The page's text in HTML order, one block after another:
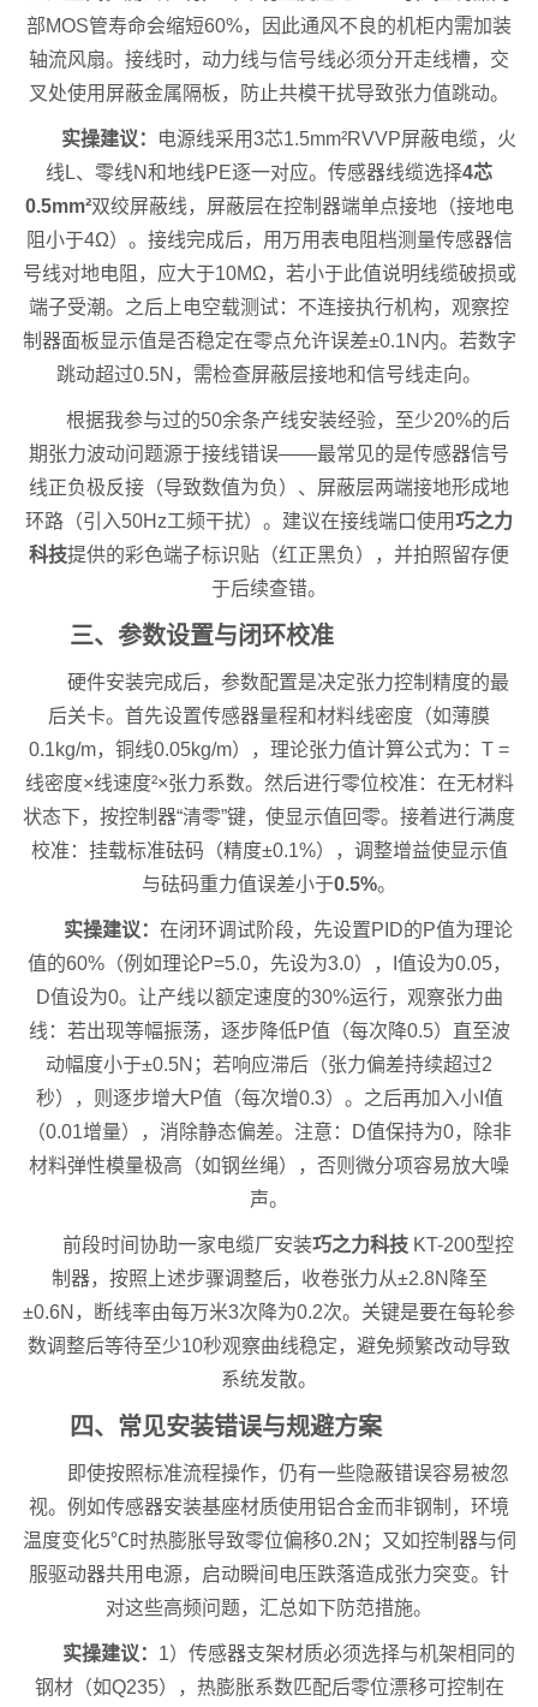
部MOS管寿命会缩短60%，因此通风不良的机柜内需加装
轴流风扇。接线时，动力线与信号线必须分开走线槽，交
叉处使用屏蔽金属隔板，防止共模干扰导致张力值跳动。
实操建议：
电源线采用3芯1.5mm²RVVP屏蔽电缆，火
线L、零线N和地线PE逐一对应。传感器线缆选择4芯
0.5mm²双绞屏蔽线，屏蔽层在控制器端单点接地（接地电
阻小于4Ω）。接线完成后，用万用表电阻档测量传感器信
号线对地电阻，应大于10MΩ，若小于此值说明线缆破损或
端子受潮。之后上电空载测试：不连接执行机构，观察控
制器面板显示值是否稳定在零点允许误差±0.1N内。若数字
跳动超过0.5N，需检查屏蔽层接地和信号线走向。
根据我参与过的50余条产线安装经验，至少20%的后
期张力波动问题源于接线错误——最常见的是传感器信号
线正负极反接（导致数值为负）、屏蔽层两端接地形成地
环路（引入50Hz工频干扰）。建议在接线端口使用巧之力
科技提供的彩色端子标识贴（红正黑负），并拍照留存便
于后续查错。
三、参数设置与闭环校准
硬件安装完成后，参数配置是决定张力控制精度的最
后关卡。首先设置传感器量程和材料线密度（如薄膜
0.1kg/m，铜线0.05kg/m），理论张力值计算公式为：T =
线密度×线速度²×张力系数。然后进行零位校准：在无材料
状态下，按控制器“清零”键，使显示值回零。接着进行满度
校准：挂载标准砝码（精度±0.1%），调整增益使显示值
与砝码重力值误差小于0.5%。
实操建议： 在闭环调试阶段，先设置PID的P值为理论
值的60%（例如理论P=5.0，先设为3.0），I值设为0.05，
D值设为0。让产线以额定速度的30%运行，观察张力曲
线：若出现等幅振荡，逐步降低P值（每次降0.5）直至波
动幅度小于±0.5N；若响应滞后（张力偏差持续超过2
秒），则逐步增大P值（每次增0.3）。之后再加入小I值
（0.01增量），消除静态偏差。注意：D值保持为0，除非
材料弹性模量极高（如钢丝绳），否则微分项容易放大噪
声。
前段时间协助一家电缆厂安装巧之力科技 KT-200型控
制器，按照上述步骤调整后，收卷张力从±2.8N降至
±0.6N，断线率由每万米3次降为0.2次。关键是要在每轮参
数调整后等待至少10秒观察曲线稳定，避免频繁改动导致
系统发散。
四、常见安装错误与规避方案
即使按照标准流程操作，仍有一些隐蔽错误容易被忽
视。例如传感器安装基座材质使用铝合金而非钢制，环境
温度变化5℃时热膨胀导致零位偏移0.2N；又如控制器与伺
服驱动器共用电源，启动瞬间电压跌落造成张力突变。针
对这些高频问题，汇总如下防范措施。
实操建议： 1）传感器支架材质必须选择与机架相同的
钢材（如Q235），热膨胀系数匹配后零位漂移可控制在